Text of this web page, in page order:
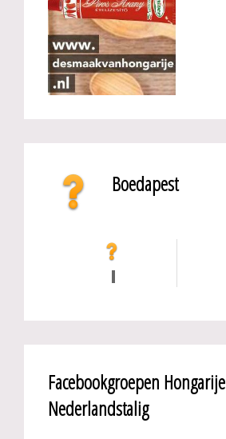
Boedapest
Facebookgroepen Hongarije
Nederlandstalig